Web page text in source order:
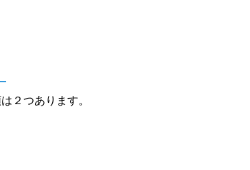
２つあります。